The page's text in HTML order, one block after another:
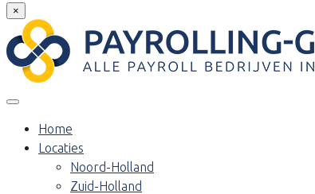
×
Home
Locaties
Noord-Holland
Zuid-Holland